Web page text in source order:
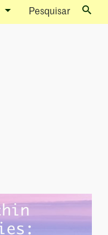
Pesquisar